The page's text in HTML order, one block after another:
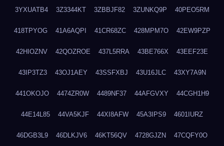
3YXUATB4 3Z3344KT 3ZBBJF82 3ZUNKQ9P 40PEO5RM
418TPYOG 41A6AQPI 41CR68ZC 428MPM7O 42EW9PZP
42HIOZNV 42QOZROE 437L5RRA 43BE766X 43EEF23E
43IP3TZ3 43OJ1AEY 43SSFXBJ 43U16JLC 43XY7A9N
441OKOJO 4474ZR0W 4489NF37 44AFGVXY 44CGH1H9
44E14L85 44VA5KJF 44XI8AFW 45A3IPS9 4601IURZ
46DGB3L9 46DLKJV6 46KT56QV 4728GJZN 47CQFY0O